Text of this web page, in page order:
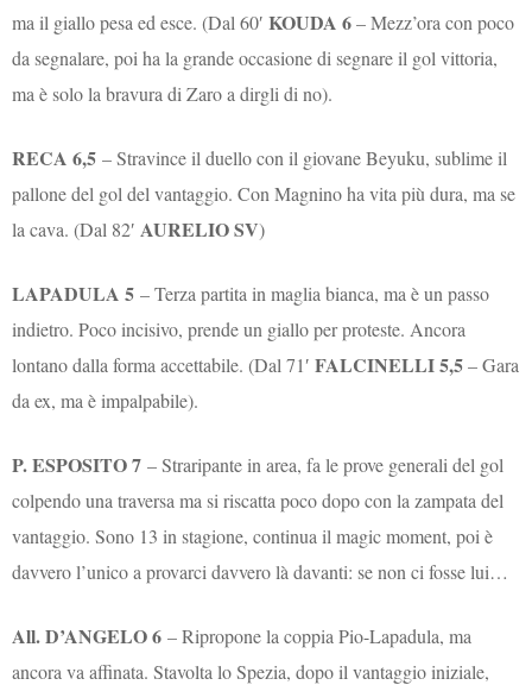
ma il giallo pesa ed esce. (Dal 60′KOUDA 6– Mezz’ora con poco
da segnalare, poi ha la grande occasione di segnare il gol vittoria,
ma è solo la bravura di Zaro a dirgli di no).
RECA 6,5– Stravince il duello con il giovane Beyuku, sublime il
pallone del gol del vantaggio. Con Magnino ha vita più dura, ma se
la cava. (Dal 82′ AURELIO SV)
LAPADULA 5– Terza partita in maglia bianca, ma è un passo
indietro. Poco incisivo, prende un giallo per proteste. Ancora
lontano dalla forma accettabile. (Dal 71′FALCINELLI 5,5– Gara
da ex, ma è impalpabile).
P. ESPOSITO 7– Straripante in area, fa le prove generali del gol
colpendo una traversa ma si riscatta poco dopo con la zampata del
vantaggio. Sono 13 in stagione, continua il magic moment, poi è
davvero l’unico a provarci davvero là davanti: se non ci fosse lui…
All. D’ANGELO 6– Ripropone la coppia Pio-Lapadula, ma
ancora va affinata. Stavolta lo Spezia, dopo il vantaggio iniziale,